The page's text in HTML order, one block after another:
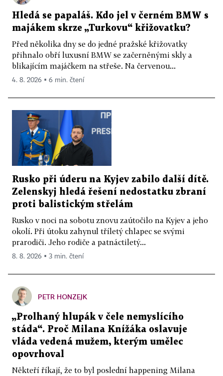
Hledá se papaláš. Kdo jel v černém BMW s
majákem skrze „Turkovu“ křižovatku?
Před několika dny se do jedné pražské křižovatky
přihnalo obří luxusní BMW se začerněnými skly a
blikajícím majáčkem na střeše. Na červenou...
4. 8. 2026 ▪ 6 min. čtení
Rusko při úderu na Kyjev zabilo další dítě.
Zelenskyj hledá řešení nedostatku zbraní
proti balistickým střelám
Rusko v noci na sobotu znovu zaútočilo na Kyjev a jeho
okolí. Při útoku zahynul tříletý chlapec se svými
prarodiči. Jeho rodiče a patnáctiletý...
8. 8. 2026 ▪ 3 min. čtení
PETR HONZEJK
„Prolhaný hlupák v čele nemyslícího
stáda“. Proč Milana Knížáka oslavuje
vláda vedená mužem, kterým umělec
opovrhoval
Někteří říkají, že to byl poslední happening Milana